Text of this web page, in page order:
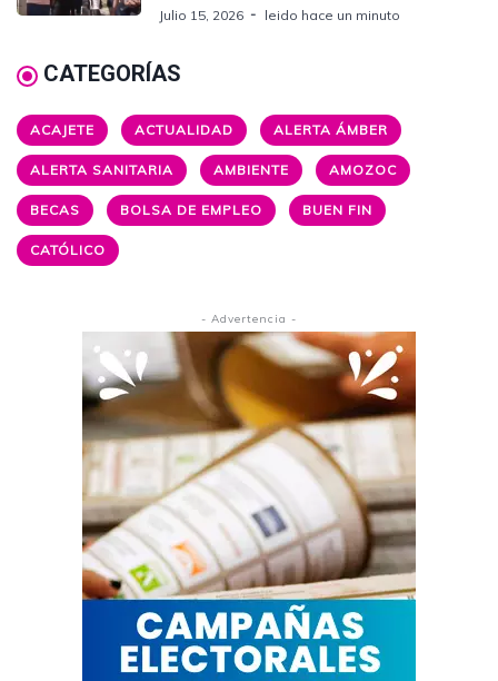
Julio 15, 2026 leido hace un minuto
CATEGORÍAS
ACAJETE ACTUALIDAD ALERTA ÁMBER
ALERTA SANITARIA AMBIENTE AMOZOC
BECAS BOLSA DE EMPLEO BUEN FIN
CATÓLICO
- Advertencia -